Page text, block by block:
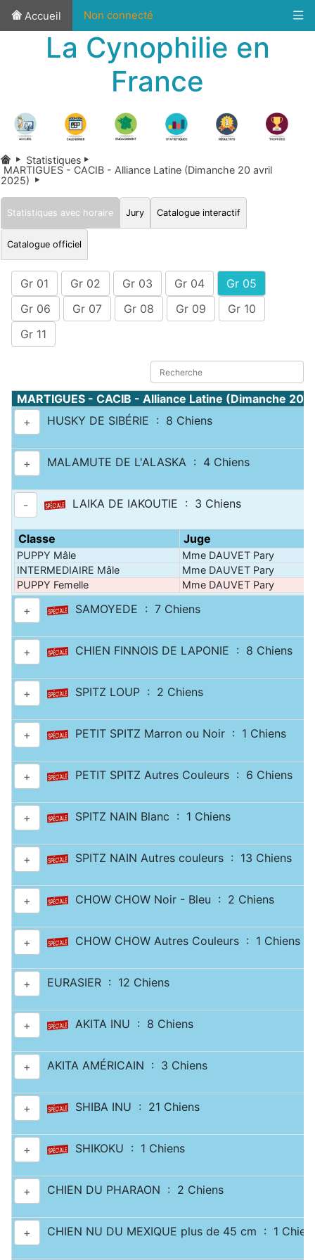
Accueil Non connecté
La Cynophilie en
France
Statistiques
MARTIGUES - CACIB - Alliance Latine (Dimanche 20 avril
2025)
Statistiques avec horaire Jury Catalogue interactif
Catalogue officiel
Gr 01 Gr 02 Gr 03 Gr 04
Gr 05
Gr 06
Gr 07 Gr 08 Gr 09
Gr 10
Gr 11
MARTIGUES - CACIB - Alliance Latine (Dimanche
+
HUSKY DE SIBÉRIE : 8 Chiens
+ MALAMUTE DE L'ALASKA : 4 Chiens
- LAIKA DE IAKOUTIE : 3 Chiens
Classe Juge
PUPPY Mâle
Mme DAUVET Pary
INTERMEDIAIRE Mâle
Mme DAUVET Pary
PUPPY Femelle
Mme DAUVET Pary
+ SAMOYEDE : 7 Chiens
+ CHIEN FINNOIS DE LAPONIE : 8 Chiens
+ SPITZ LOUP : 2 Chiens
+ PETIT SPITZ Marron ou Noir : 1 Chiens
+ PETIT SPITZ Autres Couleurs : 6 Chiens
+ SPITZ NAIN Blanc : 1 Chiens
+ SPITZ NAIN Autres couleurs : 13 Chiens
+ CHOW CHOW Noir - Bleu : 2 Chiens
+ CHOW CHOW Autres Couleurs : 1 Chiens
+ EURASIER : 12 Chiens
+ AKITA INU : 8 Chiens
+ AKITA AMÉRICAIN : 3 Chiens
+ SHIBA INU : 21 Chiens
+ SHIKOKU : 1 Chiens
+ CHIEN DU PHARAON : 2 Chiens
+ CHIEN NU DU MEXIQUE plus de 45 cm : 1